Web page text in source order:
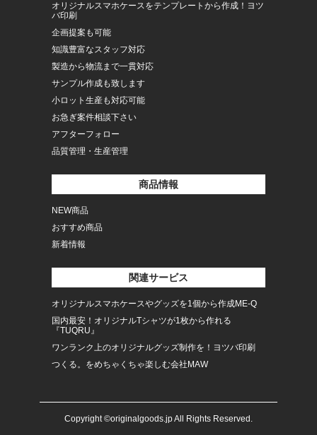
オリジナルスマホケースをテンプレートから作成！ヨツ
バ印刷
企画提案も可能
知識豊富なスタッフ対応
製造から物流まで一貫対応
サンプル作成も致します
小ロット生産も対応可能
お急ぎ案件相談下さい
アフターフォロー
品質管理・生産管理
商品情報
NEW商品
おすすめ商品
新着情報
関連サービス
オリジナルスマホケースやグッズを1個から作成ME-Q
国内最安！オリジナルTシャツが1枚から作れる
『TUQRU』
ワンランク上のオリジナルグッズ制作を！ヨツバ印刷
つくる。をめちゃくちゃ楽しむ会社MAW
Copyright ©originalgoods.jp All Rights Reserved.